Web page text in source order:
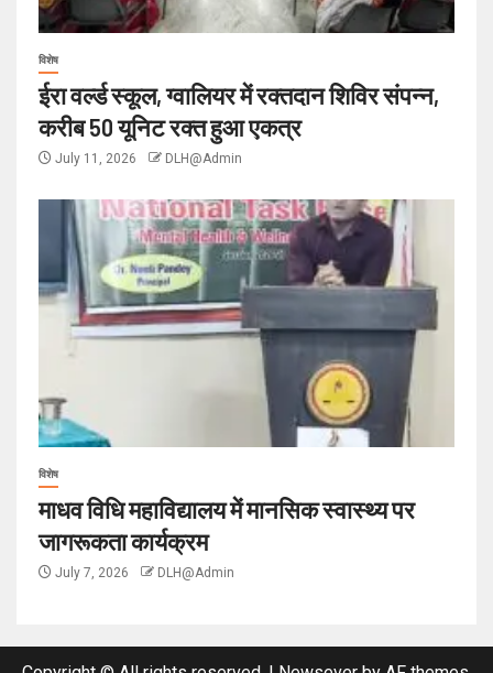
विशेष
ईरा वर्ल्ड स्कूल, ग्वालियर में रक्तदान शिविर संपन्न,
करीब 50 यूनिट रक्त हुआ एकत्र
July 11, 2026 DLH@Admin
विशेष
माधव विधि महाविद्यालय में मानसिक स्वास्थ्य पर
जागरूकता कार्यक्रम
July 7, 2026 DLH@Admin